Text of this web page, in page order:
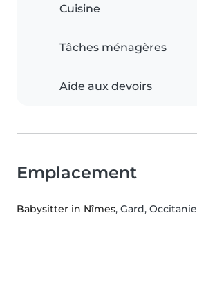
Cuisine
Tâches ménagères
Aide aux devoirs
Emplacement
Babysitter in Nîmes, Gard, Occitanie